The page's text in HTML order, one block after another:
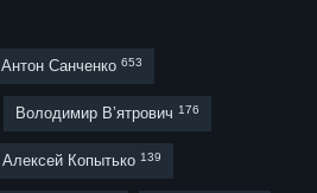
Антон Санченко 653
Володимир В’ятрович 176
Алексей Копытько 139